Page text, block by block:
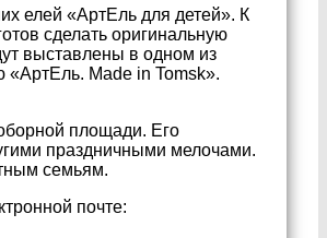
елей «АртЕль для детей». К
сделать оригинальную
выставлены в одном из
«АртЕль. Made in Tomsk».
площади. Его
праздничными мелочами.
семьям.
почте: